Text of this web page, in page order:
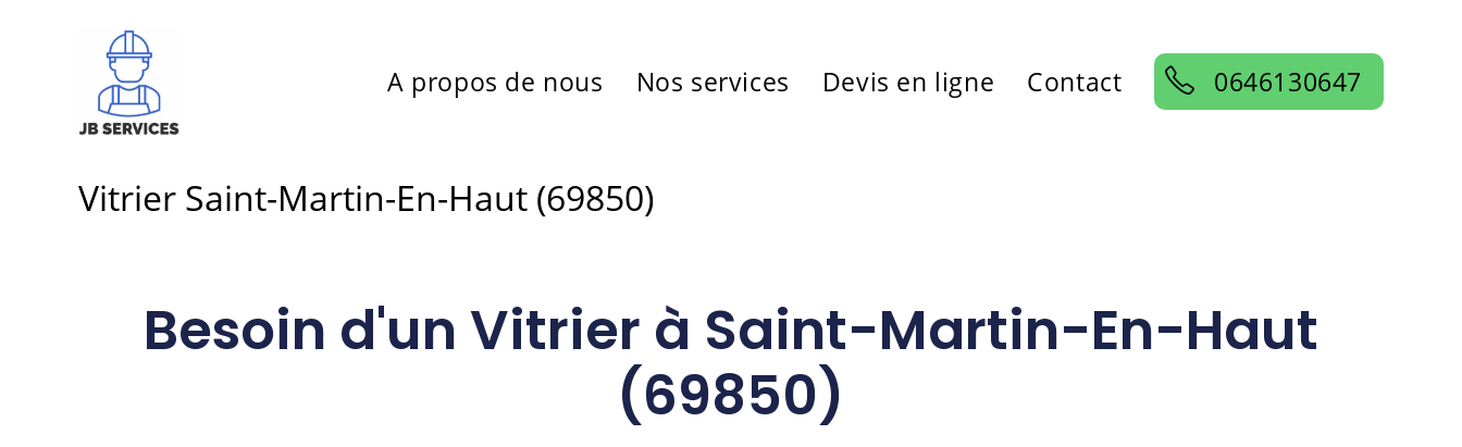
A propos de nous Nos services Devis en ligne Contact 0646130647
Vitrier Saint-Martin-En-Haut (69850)
Besoin d'un Vitrier à Saint-Martin-En-Haut
(69850)